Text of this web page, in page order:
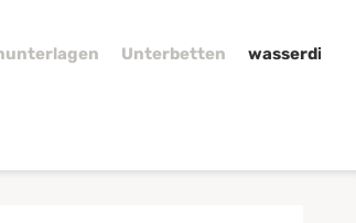
Unterbetten